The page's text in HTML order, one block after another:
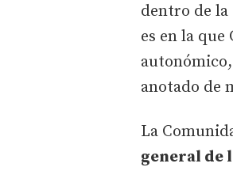
dentro de
es en la que
anotado de
La
general de